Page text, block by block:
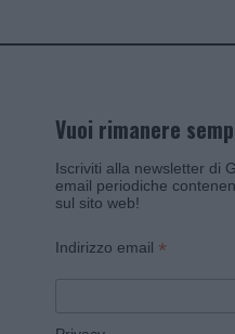
Vuoi rimanere
Iscriviti alla newsletter di
email periodiche
sul sito web!
Indirizzo email *